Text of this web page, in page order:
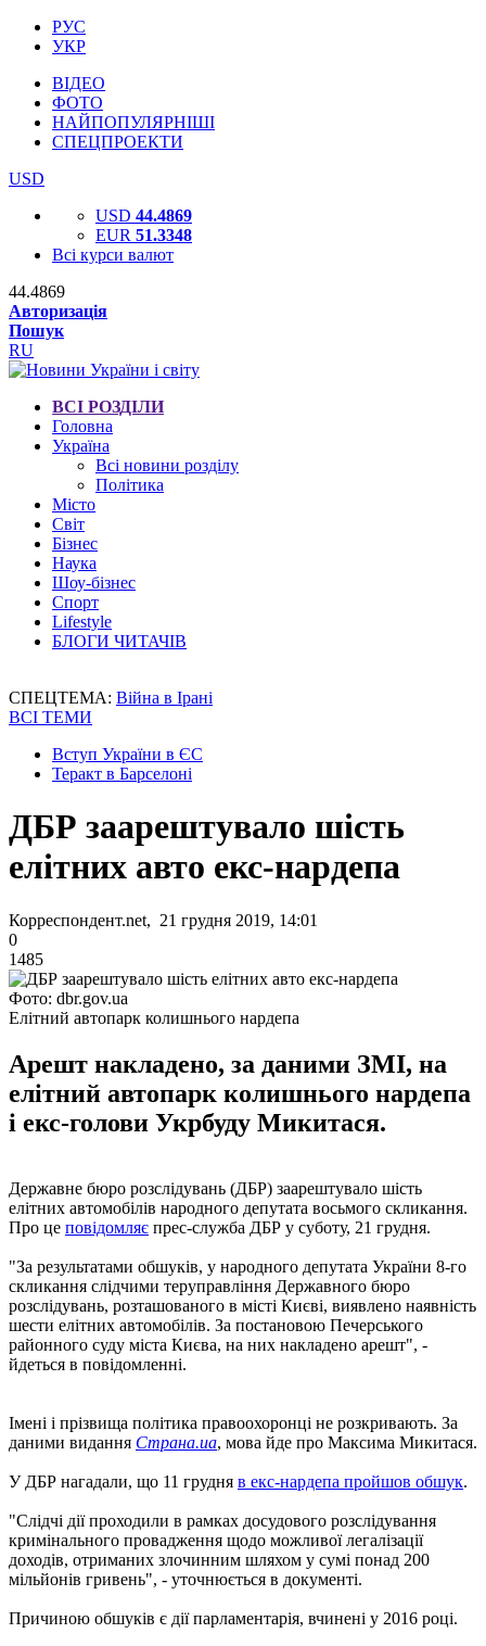
РУС
УКР
ВІДЕО
ФОТО
НАЙПОПУЛЯРНІШІ
СПЕЦПРОЕКТИ
USD
USD 44.4869
EUR 51.3348
Всі курси валют
44.4869
Авторизація
Пошук
RU
ВСІ РОЗДІЛИ
Головна
Україна
Всі новини розділу
Політика
Місто
Світ
Бізнес
Наука
Шоу-бізнес
Спорт
Lifestyle
БЛОГИ ЧИТАЧІВ
СПЕЦТЕМА: Війна в Ірані
ВСІ ТЕМИ
Вступ України в ЄС
Теракт в Барселоні
ДБР заарештувало шість
елітних авто екс-нардепа
Корреспондент.net, 21 грудня 2019, 14:01
0
1485
Фото: dbr.gov.ua
Елітний автопарк колишнього нардепа
Арешт накладено, за даними ЗМІ, на
елітний автопарк колишнього нардепа
і екс-голови Укрбуду Микитася.
Державне бюро розслідувань (ДБР) заарештувало шість
елітних автомобілів народного депутата восьмого скликання.
Про це повідомляє прес-служба ДБР у суботу, 21 грудня.
"За результатами обшуків, у народного депутата України 8-го
скликання слідчими теруправління Державного бюро
розслідувань, розташованого в місті Києві, виявлено наявність
шести елітних автомобілів. За постановою Печерського
районного суду міста Києва, на них накладено арешт", -
йдеться в повідомленні.
Імені і прізвища політика правоохоронці не розкривають. За
даними видання Страна.ua, мова йде про Максима Микитася.
У ДБР нагадали, що 11 грудня в екс-нардепа пройшов обшук.
"Слідчі дії проходили в рамках досудового розслідування
кримінального провадження щодо можливої ​​легалізації
доходів, отриманих злочинним шляхом у сумі понад 200
мільйонів гривень", - уточнюється в документі.
Причиною обшуків є дії парламентарія, вчинені у 2016 році.